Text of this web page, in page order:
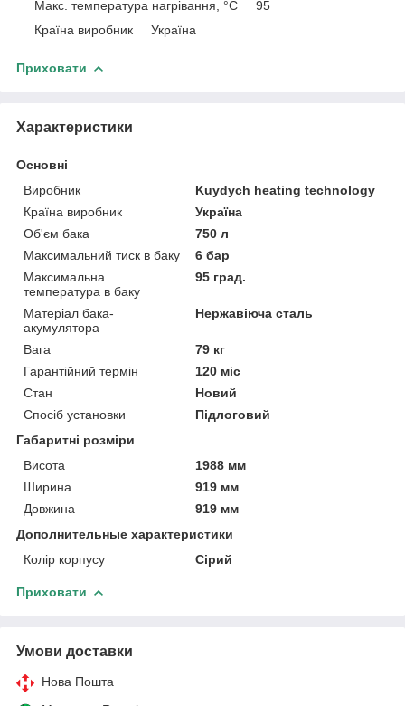
Макс. температура нагрівання, °C 95
Країна виробник Україна
Приховати
Характеристики
Основні
Виробник
Kuydych heating technology
Країна виробник
Україна
Об'єм бака
750 л
Максимальний тиск в баку
6 бар
Максимальна
температура в баку
95 град.
Матеріал бака-
акумулятора
Нержавіюча сталь
Вага
79 кг
Гарантійний термін
120 міс
Стан
Новий
Спосіб установки
Підлоговий
Габаритні розміри
Висота
1988 мм
Ширина
919 мм
Довжина
919 мм
Дополнительные характеристики
Колір корпусу
Сірий
Приховати
Умови доставки
Нова Пошта